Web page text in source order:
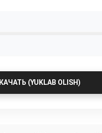
(YUKLAB OLISH)